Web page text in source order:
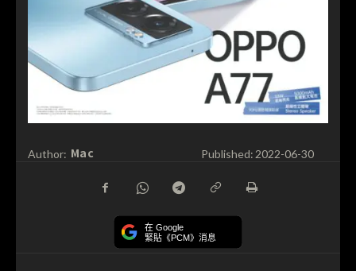
Author: Mac Published: 2022-06-30
在 Google
緊貼《PCM》消息